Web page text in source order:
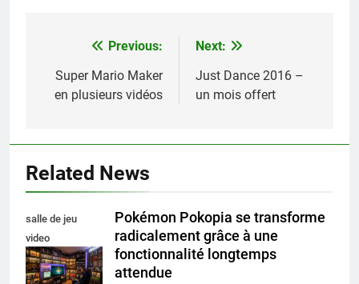
Navigation
de
l’article
Previous:
Super Mario Maker
en plusieurs vidéos
Next:
Just Dance 2016 –
un mois offert
Related News
salle de jeu
video
collectionneur
Pokémon Pokopia se transforme
radicalement grâce à une
fonctionnalité longtemps
attendue